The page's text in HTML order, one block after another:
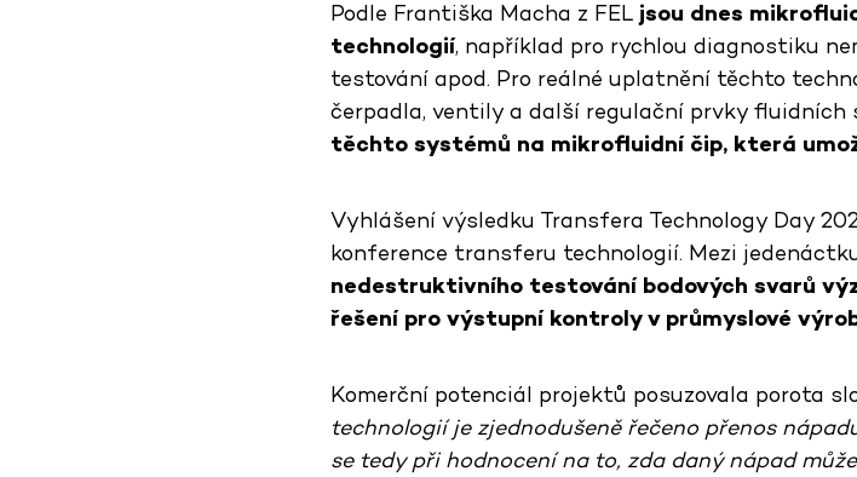
Podle Františka Macha z FEL jsou dnes
technologií, například pro rychlou diagnostiku
testování apod. Pro reálné uplatnění těchto
čerpadla, ventily a další regulační prvky fluidních
těchto systémů na mikrofluidní čip, která
Vyhlášení výsledku Transfera Technology Day
konference transferu technologií. Mezi
nedestruktivního testování bodových svarů
řešení pro výstupní kontroly v průmyslové
Komerční potenciál projektů posuzovala porota
technologií je zjednodušeně řečeno přenos
se tedy při hodnocení na to, zda daný nápad